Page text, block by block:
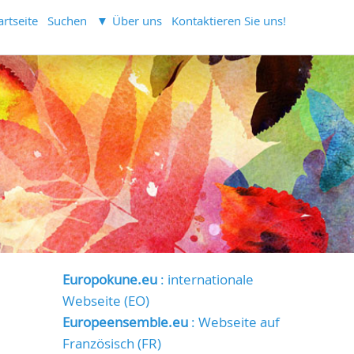
Suchen Über uns Kontaktieren Sie uns!
Europokune.eu: internationale
Webseite (EO)
Europeensemble.eu: Webseite auf
Französisch (FR)